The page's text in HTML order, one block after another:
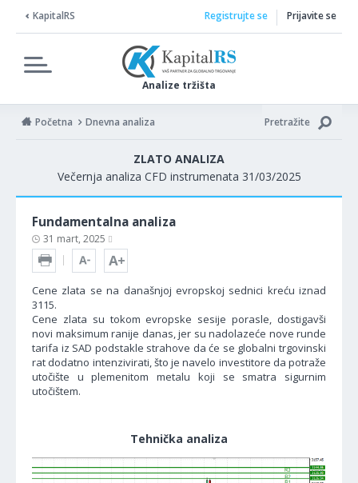
KapitalRS
Analize tržišta
Registrujte se Prijavite se
Početna Dnevna analiza Pretražite
ZLATO ANALIZA
Večernja analiza CFD instrumenata 31/03/2025
Fundamentalna analiza
31 mart, 2025
Cene zlata se na današnjoj evropskoj sednici kreću iznad
3115.
Cene zlata su tokom evropske sesije porasle, dostigavši
novi maksimum ranije danas, jer su nadolazeće nove runde
tarifa iz SAD podstakle strahove da će se globalni trgovinski
rat dodatno intenzivirati, što je navelo investitore da potraže
utočište u plemenitom metalu koji se smatra sigurnim
utočištem.
Tehnička analiza